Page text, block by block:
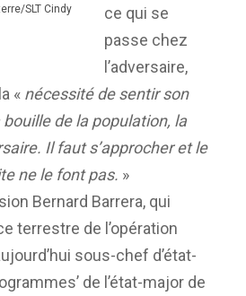
SLT Cindy
ce qui se
passe chez
l’adversaire,
« nécessité de sentir son
de la population, la
Il faut s’approcher et le
ne le font pas. »
Bernard Barrera, qui
terrestre de l’opération
sous-chef d’état-
de l’état-major de